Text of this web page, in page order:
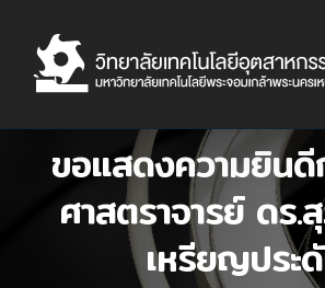
content
ขอแสดงความยิน
ศาสตราจารย์ ดร
เหรียญประ